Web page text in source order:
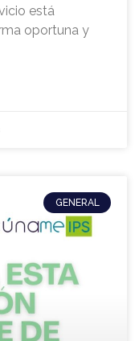
está
oportuna y
GENERAL